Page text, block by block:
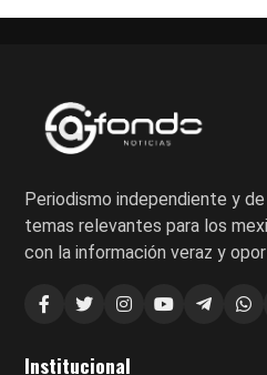
Periodismo independiente y
temas relevantes para los
con la información veraz y
Institucional